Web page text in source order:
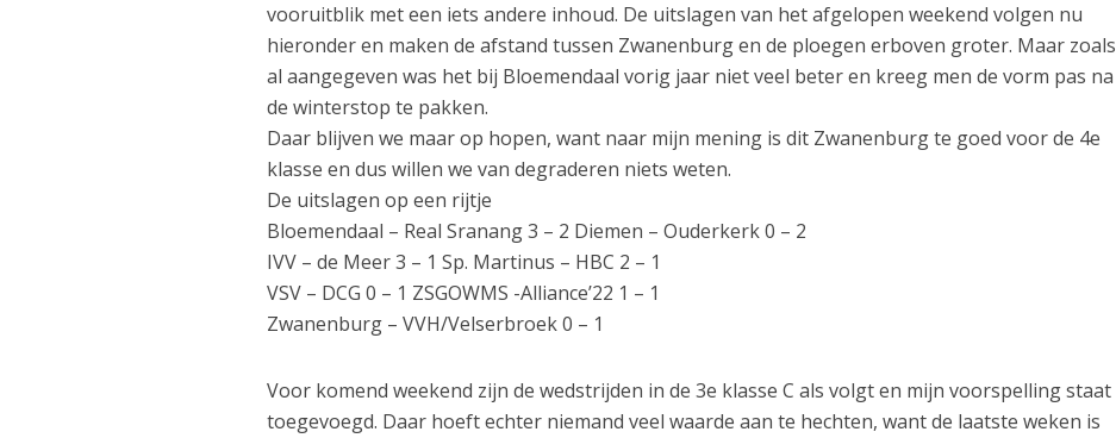
vooruitblik met een iets andere inhoud. De uitslagen van het afgelopen weekend volgen nu
hieronder en maken de afstand tussen Zwanenburg en de ploegen erboven groter. Maar zoals
al aangegeven was het bij Bloemendaal vorig jaar niet veel beter en kreeg men de vorm pas na
de winterstop te pakken.
Daar blijven we maar op hopen, want naar mijn mening is dit Zwanenburg te goed voor de 4e
klasse en dus willen we van degraderen niets weten.
De uitslagen op een rijtje
Bloemendaal – Real Sranang 3 – 2 Diemen – Ouderkerk 0 – 2
IVV – de Meer 3 – 1 Sp. Martinus – HBC 2 – 1
VSV – DCG 0 – 1 ZSGOWMS -Alliance’22 1 – 1
Zwanenburg – VVH/Velserbroek 0 – 1
Voor komend weekend zijn de wedstrijden in de 3e klasse C als volgt en mijn voorspelling staat
toegevoegd. Daar hoeft echter niemand veel waarde aan te hechten, want de laatste weken is